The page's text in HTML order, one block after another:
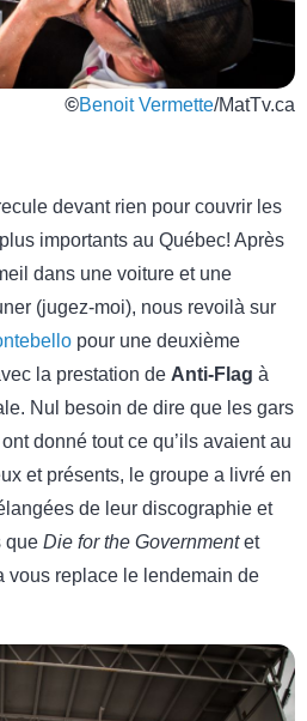
©Benoit Vermette/MatTv.ca
devant rien pour couvrir les
importants au Québec! Après
dans une voiture et une
(jugez-moi), nous revoilà sur
pour une deuxième
la prestation de Anti-Flag à
Nul besoin de dire que les gars
donné tout ce qu’ils avaient au
et présents, le groupe a livré en
de leur discographie et
que Die for the Governmentet
vous replace le lendemain de